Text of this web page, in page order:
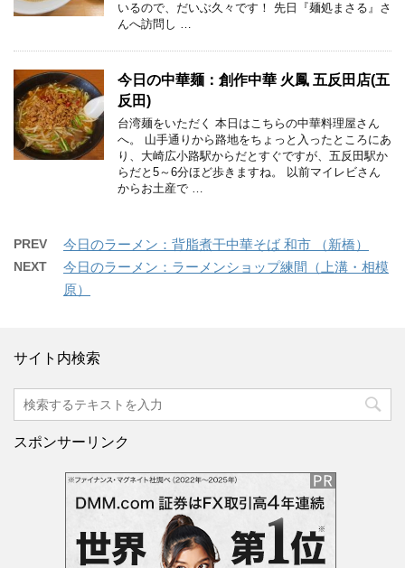
いるので、だいぶ久々です！ 先日『麺処まさる』さ
んへ訪問し …
今日の中華麺：創作中華 火鳳 五反田店(五
反田)
台湾麺をいただく 本日はこちらの中華料理屋さん
へ。 山手通りから路地をちょっと入ったところにあ
り、大崎広小路駅からだとすぐですが、五反田駅か
らだと5～6分ほど歩きますね。 以前マイレビさん
からお土産で …
PREV 今日のラーメン：背脂煮干中華そば 和市 （新橋）
NEXT
今日のラーメン：ラーメンショップ練間（上溝・相模
原）
サイト内検索
スポンサーリンク